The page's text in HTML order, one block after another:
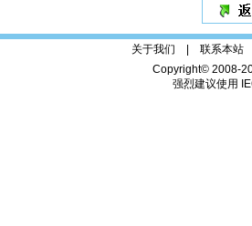
关于我们 | 联系本站
Copyright© 2008-
强烈建议使用